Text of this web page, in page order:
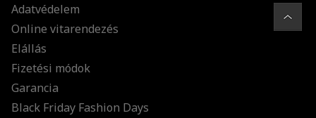
Adatvédelem
Online vitarendezés
Elállás
Fizetési módok
Garancia
Black Friday Fashion Days